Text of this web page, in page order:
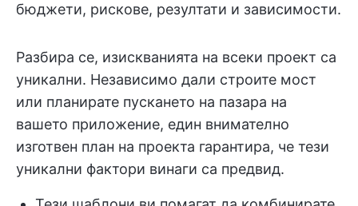
бюджети, рискове, резултати и зависимости.
Разбира се, изискванията на всеки проект са
уникални. Независимо дали строите мост
или планирате пускането на пазара на
вашето приложение, един внимателно
изготвен план на проекта гарантира, че тези
уникални фактори винаги са предвид.